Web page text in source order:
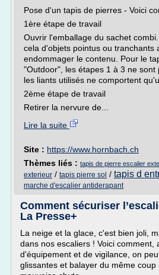
Pose d'un tapis de pierres - Voici
1ère étape de travail
Ouvrir l'emballage du sachet
cela d'objets pointus ou tranchants
endommager le contenu. Pour le
"Outdoor", les étapes 1 à 3 ne sont
les liants utilisés ne comportent
2ème étape de travail
Retirer la nervure de...
Lire la suite
Site : https://www.hornbach.ch
Thèmes liés : tapis de pierre escalier
exterieur / tapis pierre sol / tapis d
marche d'escalier antiderapant
Comment sécuriser
La Presse+
La neige et la glace, c'est bien joli,
dans nos escaliers ! Voici comment,
d'équipement et de vigilance, on
glissantes et balayer du même coup